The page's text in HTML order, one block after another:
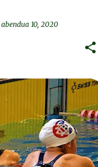
abendua 10, 2020